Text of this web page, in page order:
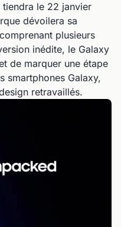
le 22 janvier
dévoilera sa
plusieurs
inédite, le Galaxy
de marquer une étape
smartphones Galaxy,
retravaillés.